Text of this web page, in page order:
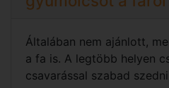
Általában nem ajánlott,
a fa is. A legtöbb helyen
csavarással szabad